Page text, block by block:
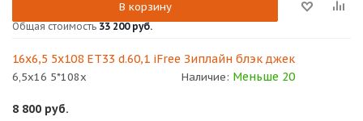
В корзину
Общая стоимость 33 200 руб.
16x6,5 5x108 ET33 d.60,1 iFree Зиплайн блэк джек
6,5x16 5*108x Наличие: Меньше 20
8 800 руб.